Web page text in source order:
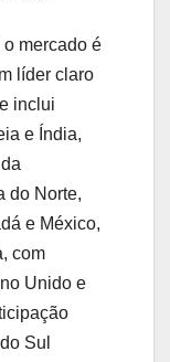
mercado é
líder claro
inclui
e Índia,
do Norte,
e México,
com
Unido e
Sul